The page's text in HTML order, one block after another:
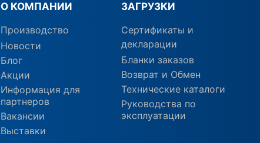
О КОМПАНИИ
Производство
Новости
Блог
Акции
Информация для
партнеров
Вакансии
Выставки
ЗАГРУЗКИ
Сертификаты и
декларации
Бланки заказов
Возврат и Обмен
Технические каталоги
Руководства по
эксплуатации